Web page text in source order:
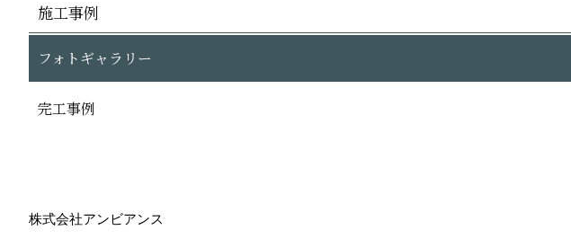
施工事例
フォトギャラリー
完工事例
株式会社アンビアンス